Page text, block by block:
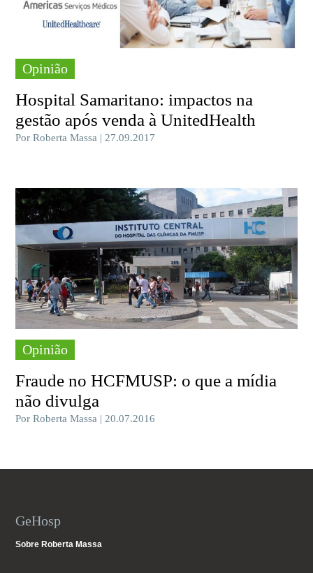
Opinião
Hospital Samaritano: impactos na
gestão após venda à UnitedHealth
Por Roberta Massa | 27.09.2017
Opinião
Fraude no HCFMUSP: o que a mídia
não divulga
Por Roberta Massa | 20.07.2016
GeHosp
Sobre Roberta Massa